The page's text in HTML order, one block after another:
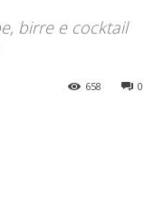
birre e cocktail
0
658